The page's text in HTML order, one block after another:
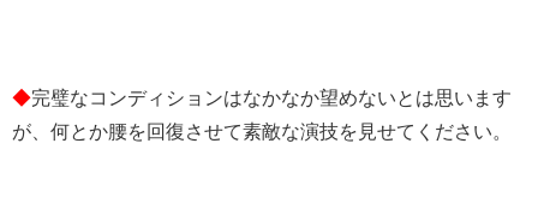
◆完璧なコンディションはなかなか望めないとは思います
が、何とか腰を回復させて素敵な演技を見せてください。